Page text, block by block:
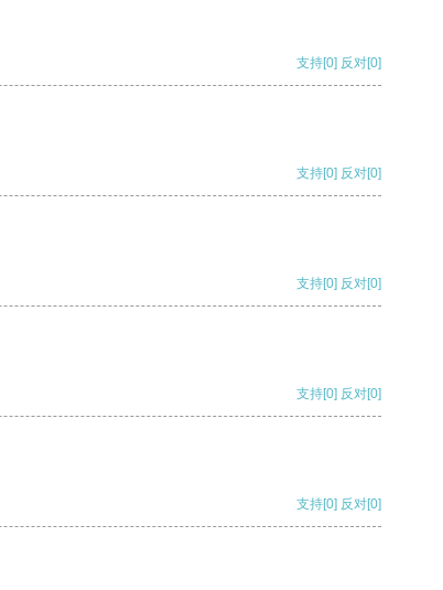
支持[0] 反对[0]
支持[0] 反对[0]
支持[0] 反对[0]
支持[0] 反对[0]
支持[0] 反对[0]